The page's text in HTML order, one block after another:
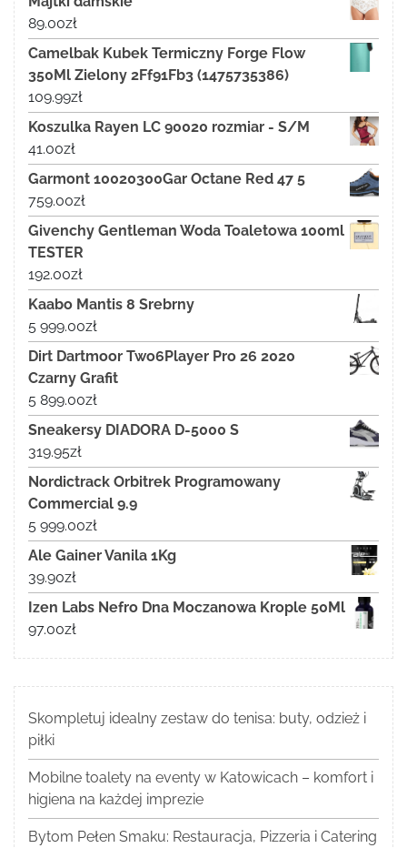
89.00zł
Camelbak Kubek Termiczny Forge Flow
350Ml Zielony 2Ff91Fb3 (1475735386)
109.99zł
Koszulka Rayen LC 90020 rozmiar - S/M
41.00zł
Garmont 10020300Gar Octane Red 47 5
759.00zł
Givenchy Gentleman Woda Toaletowa 100ml
TESTER
192.00zł
Kaabo Mantis 8 Srebrny
5 999.00zł
Dirt Dartmoor Two6Player Pro 26 2020
Czarny Grafit
5 899.00zł
Sneakersy DIADORA D-5000 S
319.95zł
Nordictrack Orbitrek Programowany
Commercial 9.9
5 999.00zł
Ale Gainer Vanila 1Kg
39.90zł
Izen Labs Nefro Dna Moczanowa Krople 50Ml
97.00zł
Skompletuj idealny zestaw do tenisa: buty, odzież i
piłki
Mobilne toalety na eventy w Katowicach – komfort i
higiena na każdej imprezie
Bytom Pełen Smaku: Restauracja, Pizzeria i Catering